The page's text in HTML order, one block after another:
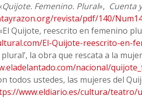
Quijote. Femenino. Plural», Cuenta
revista/pdf/140/
Quijote, reescrito en femenino
El-Quijote-reescrito-en-
la obra que rescata a la
nacional/
todos ustedes, las mujeres del
www.eldiario.es/cultura/teatro/